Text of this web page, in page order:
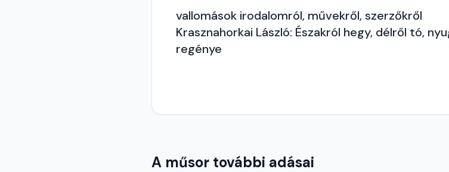
vallomások irodalomról, művekről, szerzőkről
Krasznahorkai László: Északról hegy, délről tó,
regénye
A műsor további adásai